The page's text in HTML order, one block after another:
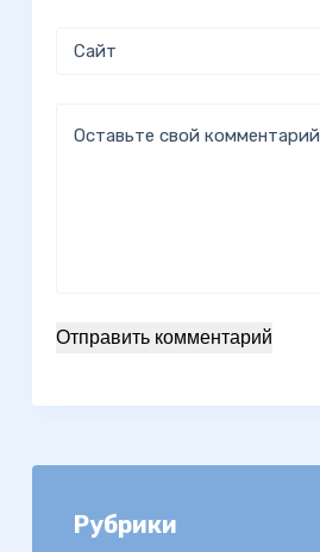
Сайт
Оставьте свой комментарий
Отправить комментарий
Рубрики